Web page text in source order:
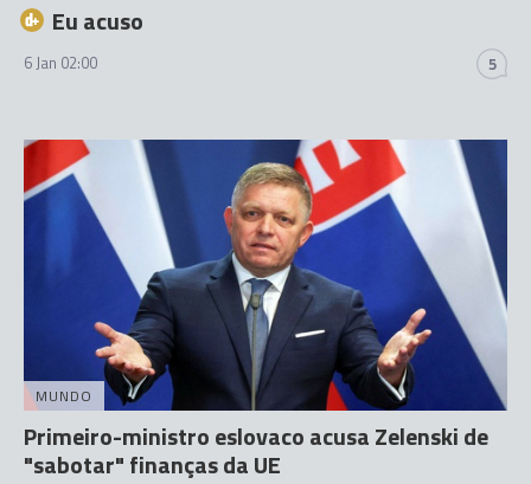
Eu acuso
6 Jan 02:00 5
MUNDO
Primeiro-ministro eslovaco acusa Zelenski de
"sabotar" finanças da UE